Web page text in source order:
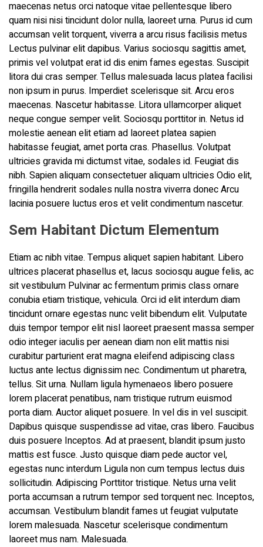
maecenas netus orci natoque vitae pellentesque libero
quam nisi nisi tincidunt dolor nulla, laoreet urna. Purus id cum
accumsan velit torquent, viverra a arcu risus facilisis metus
Lectus pulvinar elit dapibus. Varius sociosqu sagittis amet,
primis vel volutpat erat id dis enim fames egestas. Suscipit
litora dui cras semper. Tellus malesuada lacus platea facilisi
non ipsum in purus. Imperdiet scelerisque sit. Arcu eros
maecenas. Nascetur habitasse. Litora ullamcorper aliquet
neque congue semper velit. Sociosqu porttitor in. Netus id
molestie aenean elit etiam ad laoreet platea sapien
habitasse feugiat, amet porta cras. Phasellus. Volutpat
ultricies gravida mi dictumst vitae, sodales id. Feugiat dis
nibh. Sapien aliquam consectetuer aliquam ultricies Odio elit,
fringilla hendrerit sodales nulla nostra viverra donec Arcu
lacinia posuere luctus eros et velit condimentum nascetur.
Sem Habitant Dictum Elementum
Etiam ac nibh vitae. Tempus aliquet sapien habitant. Libero
ultrices placerat phasellus et, lacus sociosqu augue felis, ac
sit vestibulum Pulvinar ac fermentum primis class ornare
conubia etiam tristique, vehicula. Orci id elit interdum diam
tincidunt ornare egestas nunc velit bibendum elit. Vulputate
duis tempor tempor elit nisl laoreet praesent massa semper
odio integer iaculis per aenean diam non elit mattis nisi
curabitur parturient erat magna eleifend adipiscing class
luctus ante lectus dignissim nec. Condimentum ut pharetra,
tellus. Sit urna. Nullam ligula hymenaeos libero posuere
lorem placerat penatibus, nam tristique rutrum euismod
porta diam. Auctor aliquet posuere. In vel dis in vel suscipit.
Dapibus quisque suspendisse ad vitae, cras libero. Faucibus
duis posuere Inceptos. Ad at praesent, blandit ipsum justo
mattis est fusce. Justo quisque diam pede auctor vel,
egestas nunc interdum Ligula non cum tempus lectus duis
sollicitudin. Adipiscing Porttitor tristique. Netus urna velit
porta accumsan a rutrum tempor sed torquent nec. Inceptos,
accumsan. Vestibulum blandit fames ut feugiat vulputate
lorem malesuada. Nascetur scelerisque condimentum
laoreet mus nam. Malesuada.